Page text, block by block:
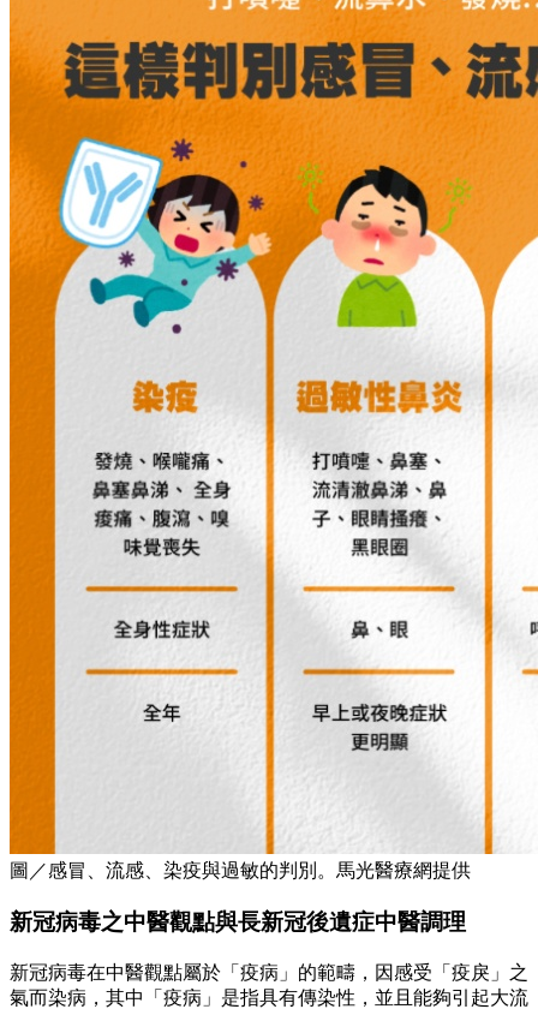
圖／感冒、流感、染疫與過敏的判別。馬光醫療網提供
新冠病毒之中醫觀點與長新冠後遺症中醫調理
新冠病毒在中醫觀點屬於「疫病」的範疇，因感受「疫戾」之
氣而染病，其中「疫病」是指具有傳染性，並且能夠引起大流